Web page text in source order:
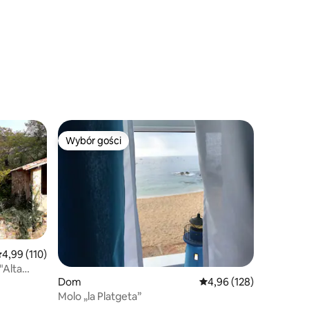
gości
ocena: 4,99 na 5, liczba recenzji: 110
4,99 (110)
Wybór gości
Wybór gości
Dom Średnia ocena: 4,96
4,96 (128)
Molo „la Platgeta”